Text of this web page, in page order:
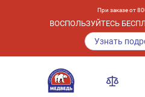
При заказе от
ВОСПОЛЬЗУЙТЕСЬ
Узнать